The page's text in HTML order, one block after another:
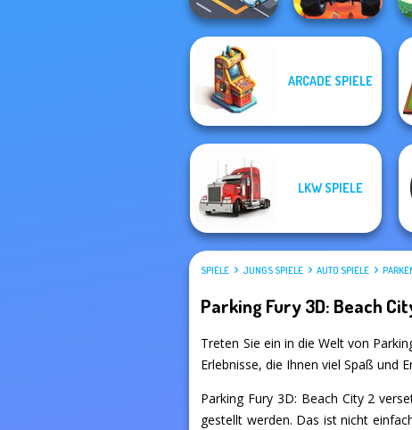
Sort Parking
Monster Truck
ARCADE SPIELE
LKW SPIELE
SPIELE JUNGS SPIELE AUTO SPIELE
Parking Fury 3D: Beach
Treten Sie ein in die Welt von
Erlebnisse, die Ihnen viel Spaß und
Parking Fury 3D: Beach City 2
gestellt werden. Das ist nicht